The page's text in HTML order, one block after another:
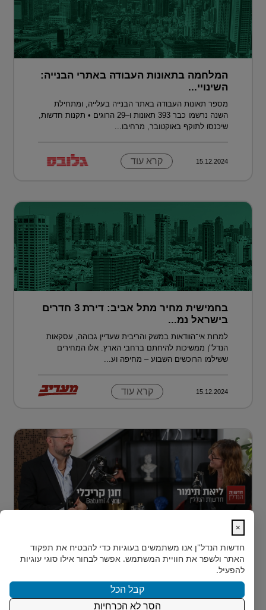
המלחמה בתאונות העבודה באתרי הבנייה:
השינויי...
מספר תאונות העבודה באתר הבנייה בעלייה, ומתחילת
השנה נרשמו כבר 393 תאונות ו–29 הרוגים • תקנות חדשות,
שיכנסו לתוקף באוקטובר, מרחיבו...
15.12.2024 קרא עוד
בחמישית מחיר מתל אביב: דירת 3 חדרים
בישראל נמ...
למרות אי־הוודאות במשק והריבית שעדיין גבוהה, עסקאות
הנדל"ן ממשיכות להיחתם ברחבי הארץ. אלו המחירים
ששילמו הרוכשים השבוע – מחיפה וע...
15.12.2024 קרא עוד
הראשון?
רבים מאיתנו הישראלים חולמים על השקעת נדל״ן – אבל
נתקעים בשלב הראשון.
×
חדשות הנדל"ן אנו משתמשים בעוגיות כדי להבטיח את תפקוד
האתר ולשפר את חוויית המשתמש. אפשר לבחור אילו סוגי עוגיות
להפעיל.
קבל הכל
הסר לא הכרחיות